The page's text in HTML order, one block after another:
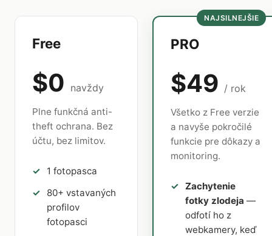
Free
$0 navždy
Plne funkčná anti-
theft ochrana. Bez
účtu, bez limitov.
1 fotopasca
80+ vstavaných
profilov
fotopasci
NAJSILNEJŠIE
PRO
$49 / rok
Všetko z Free verzie
a navyše pokročilé
funkcie pre dôkazy a
monitoring.
Zachytenie
fotky zlodeja —
odfotí ho z
webkamery, keď